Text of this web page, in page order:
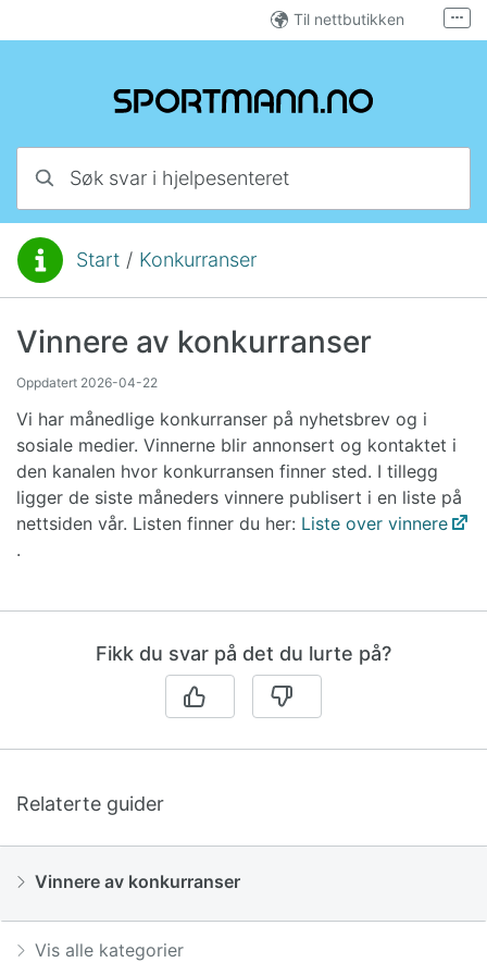
Til nettbutikken
Du er her:Start / Konkurranser
Vinnere av konkurranser
Oppdatert 2026-04-22
Vi har månedlige konkurranser på nyhetsbrev og i
sosiale medier. Vinnerne blir annonsert og kontaktet i
den kanalen hvor konkurransen finner sted. I tillegg
ligger de siste måneders vinnere publisert i en liste på
nettsiden vår. Listen finner du her: Liste over vinnere
.
Fikk du svar på det du lurte på?
Relaterte guider
Vinnere av konkurranser
Vis alle kategorier